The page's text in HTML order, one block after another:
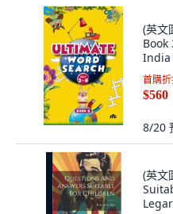
(英文
Book
India
首購
$560
8/20
(英文